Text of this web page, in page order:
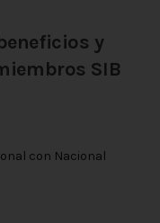
y
SIB
con Nacional
Sin